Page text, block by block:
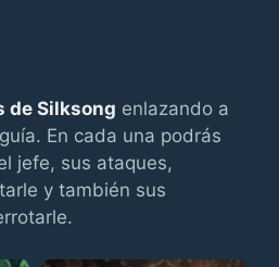
de Silksong enlazando a
En cada una podrás
jefe, sus ataques,
y también sus